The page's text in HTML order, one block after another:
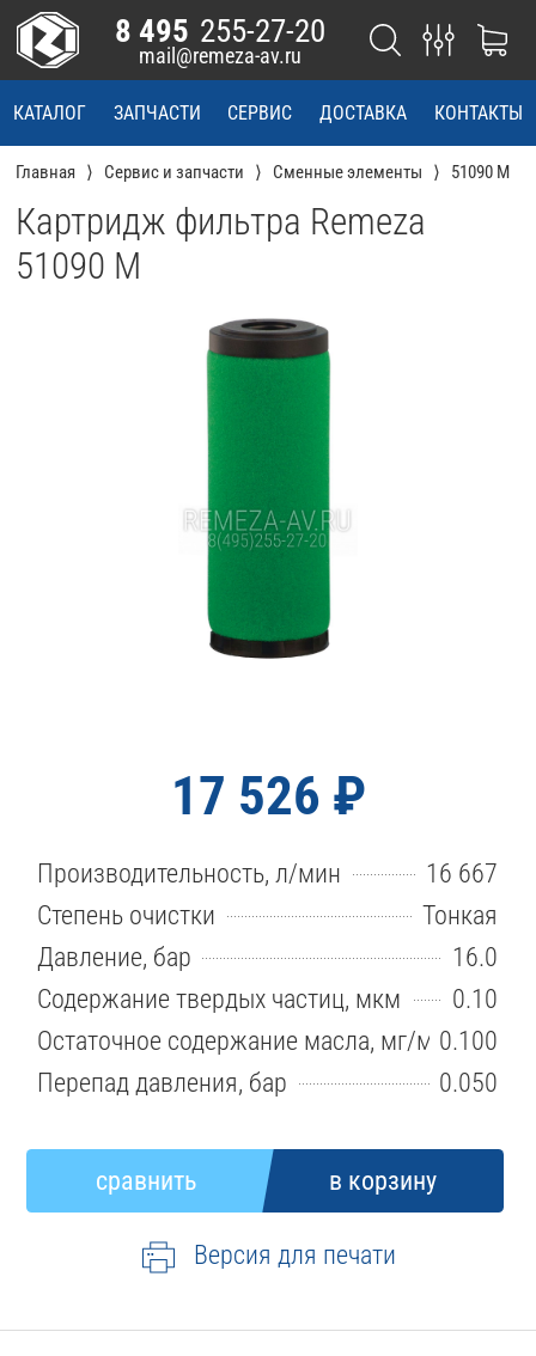
КАТАЛОГ ЗАПЧАСТИ СЕРВИС ДОСТАВКА КОНТАКТЫ
8 495 255-27-20
mail@remeza-av.ru
Главная Сервис и запчасти Сменные элементы 51090 M
Картридж фильтра Remeza
51090 M
17 526 ₽
Производительность, л/мин
16 667
Степень очистки
Тонкая
Давление, бар
16.0
Содержание твердых частиц, мкм
0.10
Остаточное содержание масла, мг/м30.100
Перепад давления, бар
0.050
Версия для печати